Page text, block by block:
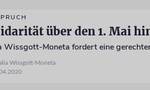
über den 1. Mai
Wissgott-Moneta